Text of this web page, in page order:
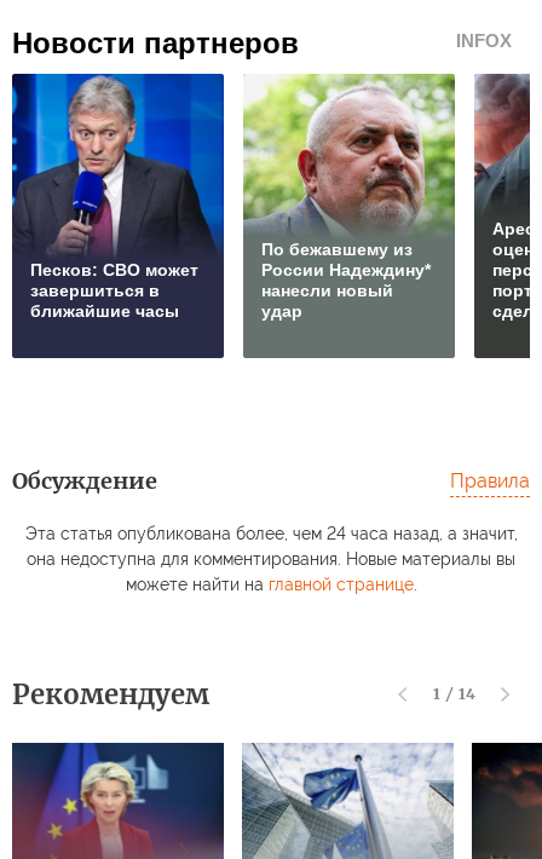
Новости партнеров INFOX
Песков: СВО может
завершиться в
ближайшие часы
По бежавшему из
России Надеждину*
нанесли новый
удар
Обсуждение Правила
Эта статья опубликована более, чем 24 часа назад, а значит,
она недоступна для комментирования. Новые материалы вы
можете найти на главной странице.
Рекомендуем 1 / 14